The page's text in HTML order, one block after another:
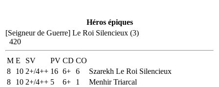
Héros épiques
[Seigneur de Guerre] Le Roi Silencieux (3)
420
M E SV PV CD CO
8
10 2+/4++ 16 6+ 6
Szarekh Le Roi Silencieux
8
10 2+/4++ 5 6+ 1
Menhir Triarcal